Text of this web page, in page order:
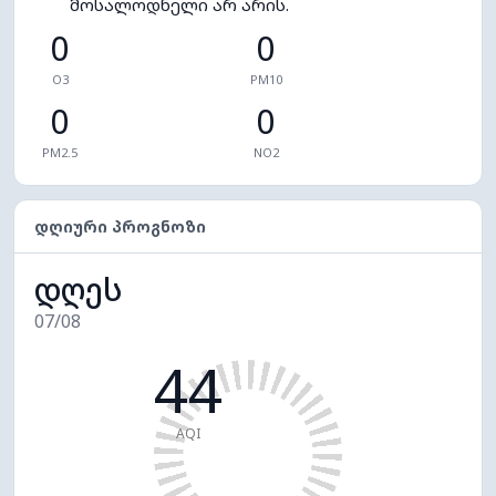
0
O3
0
PM10
0
PM2.5
0
NO2
ᲓᲦᲘᲣᲠᲘ ᲞᲠᲝᲒᲜᲝᲖᲘ
დღეს
07/08
44
AQI